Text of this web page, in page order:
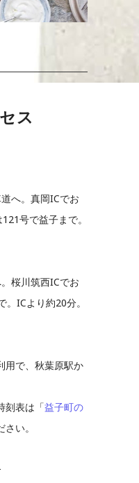
ス
へ。真岡ICでお
号で益子まで。
桜川筑西ICでお
ICより約20分。
用で、秋葉原駅か
刻表は「益子町の
い。